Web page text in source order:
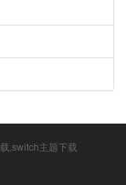
,switch主题下载